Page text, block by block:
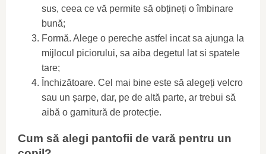
sus, ceea ce vă permite să obțineți o îmbinare
bună;
Formă. Alege o pereche astfel incat sa ajunga la
mijlocul piciorului, sa aiba degetul lat si spatele
tare;
Închizătoare. Cel mai bine este să alegeți velcro
sau un șarpe, dar, pe de altă parte, ar trebui să
aibă o garnitură de protecție.
Cum să alegi pantofii de vară pentru un